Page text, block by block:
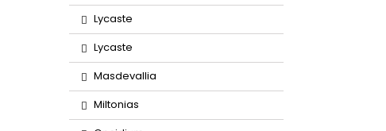
Lycaste
Lycaste
Masdevallia
Miltonias